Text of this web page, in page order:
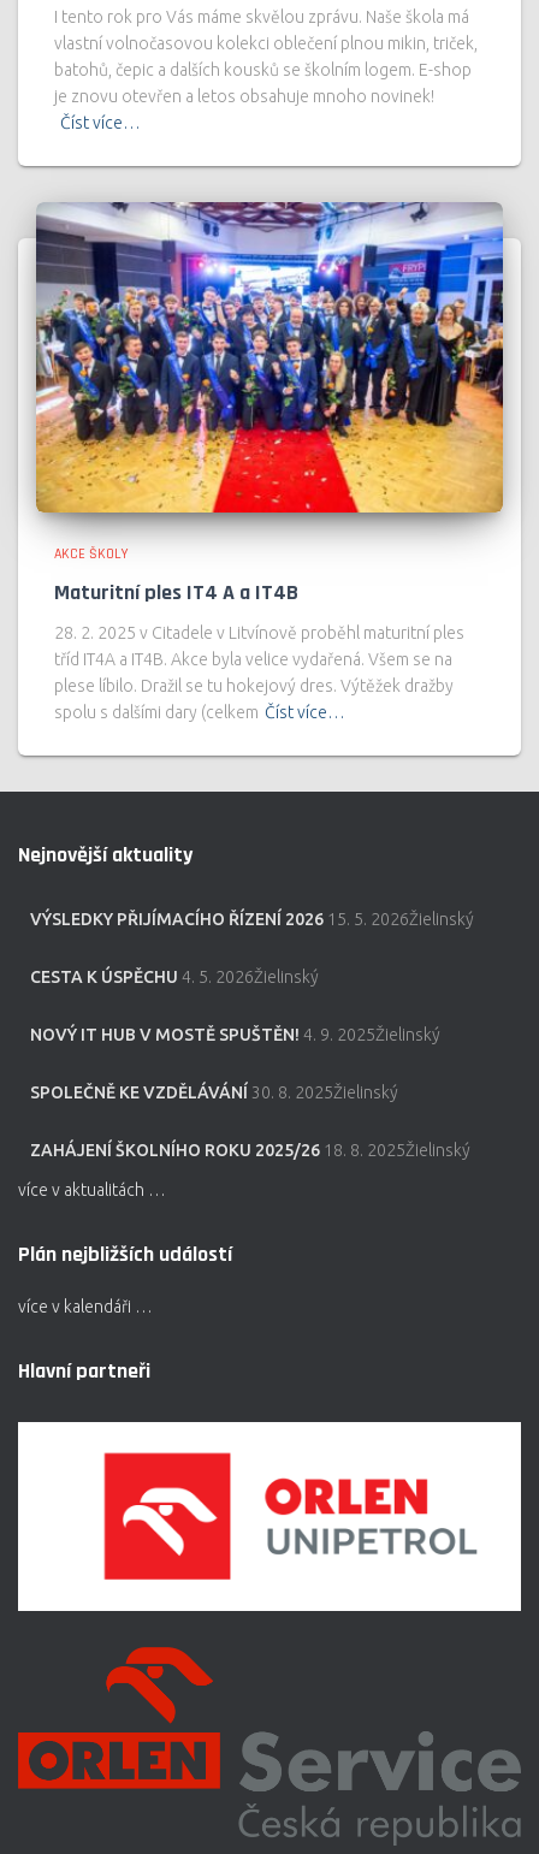
I tento rok pro Vás máme skvělou zprávu. Naše škola má
vlastní volnočasovou kolekci oblečení plnou mikin, triček,
batohů, čepic a dalších kousků se školním logem. E-shop
je znovu otevřen a letos obsahuje mnoho novinek!
Číst více…
AKCE ŠKOLY
Maturitní ples IT4 A a IT4B
28. 2. 2025 v Citadele v Litvínově proběhl maturitní ples
tříd IT4A a IT4B. Akce byla velice vydařená. Všem se na
plese líbilo. Dražil se tu hokejový dres. Výtěžek dražby
spolu s dalšími dary (celkem Číst více…
Nejnovější aktuality
VÝSLEDKY PŘIJÍMACÍHO ŘÍZENÍ 2026 15. 5. 2026Žielinský
CESTA K ÚSPĚCHU 4. 5. 2026Žielinský
NOVÝ IT HUB V MOSTĚ SPUŠTĚN! 4. 9. 2025Žielinský
SPOLEČNĚ KE VZDĚLÁVÁNÍ 30. 8. 2025Žielinský
ZAHÁJENÍ ŠKOLNÍHO ROKU 2025/26 18. 8. 2025Žielinský
více v aktualitách …
Plán nejbližších událostí
více v kalendáři …
Hlavní partneři